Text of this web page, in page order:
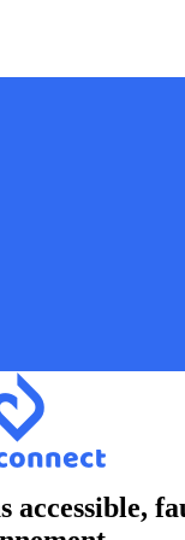
accessible,